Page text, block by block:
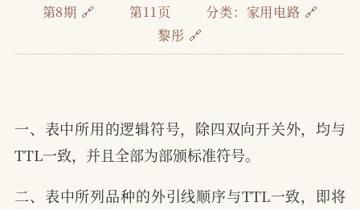
第8期 🔗
第11页 分类： 家用电路 🔗
黎彤 🔗
一、表中所用的逻辑符号，除四双向开关外，均与
TTL一致，并且全部为部颁标准符号。
二、表中所列品种的外引线顺序与TTL一致，即将